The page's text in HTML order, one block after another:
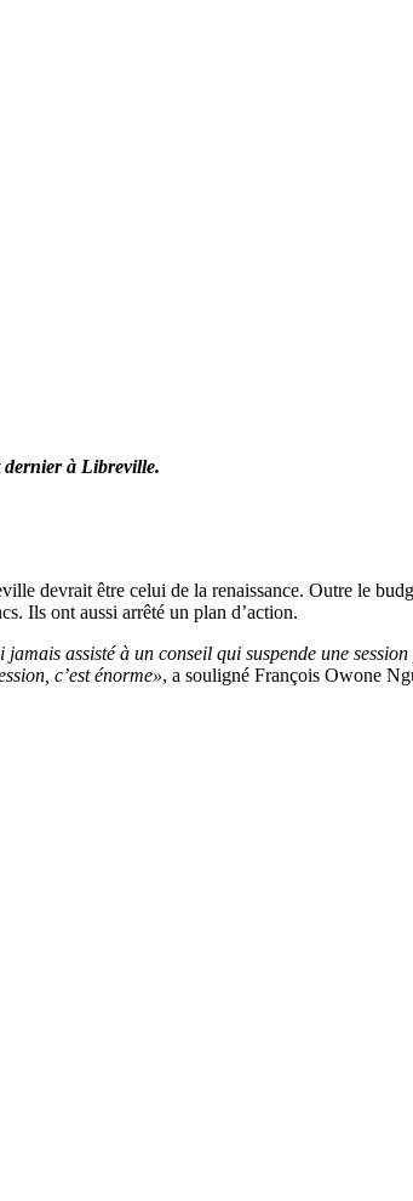
dernier à Libreville.
devrait être celui de la renaissance. Outre le
Ils ont aussi arrêté un plan d’action.
jamais assisté à un conseil qui suspende une
c’est énorme», a souligné François Owone